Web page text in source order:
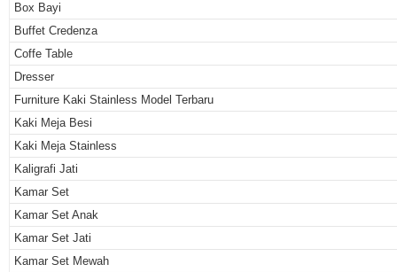
Box Bayi
Buffet Credenza
Coffe Table
Dresser
Furniture Kaki Stainless Model Terbaru
Kaki Meja Besi
Kaki Meja Stainless
Kaligrafi Jati
Kamar Set
Kamar Set Anak
Kamar Set Jati
Kamar Set Mewah